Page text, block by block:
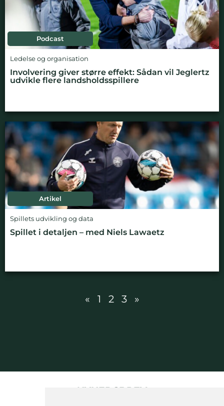
Podcast
Ledelse og organisation
Involvering giver større effekt: Sådan vil Jeglertz
udvikle flere landsholdsspillere
Artikel
Spillets udvikling og data
Spillet i detaljen – med Niels Lawaetz
« 1 2 3 »
NYHEDSBREV